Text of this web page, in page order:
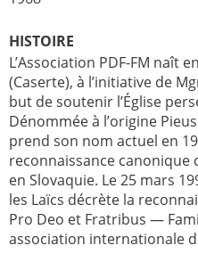
HISTOIRE
L’Association PDF-FM naît
(Caserte), à l’initiative de
but de soutenir l’Église
Dénommée à l’origine
prend son nom actuel en
reconnaissance canonique
en Slovaquie. Le 25 mars
les Laïcs décrète la
Pro Deo et Fratribus —
association internationale